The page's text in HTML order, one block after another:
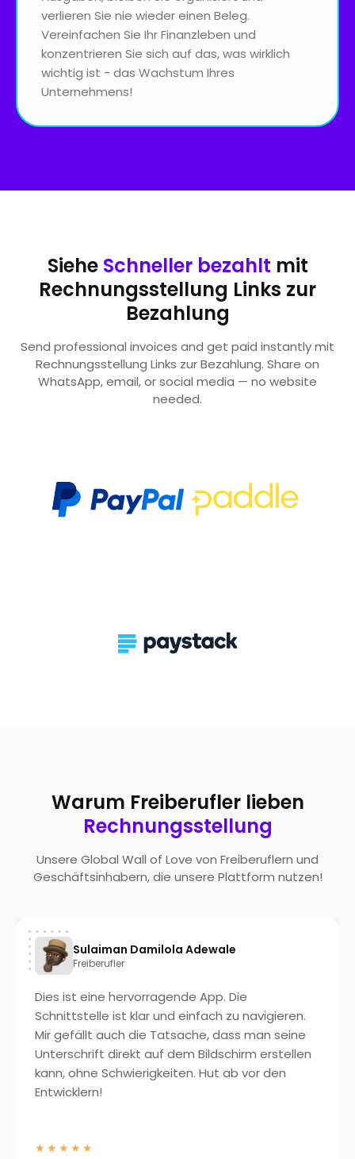
verlieren Sie nie wieder einen Beleg.
Vereinfachen Sie Ihr Finanzleben und
konzentrieren Sie sich auf das, was wirklich
wichtig ist - das Wachstum Ihres
Unternehmens!
Siehe Schneller bezahlt mit
Rechnungsstellung Links zur
Bezahlung
Send professional invoices and get paid instantly mit
Rechnungsstellung Links zur Bezahlung. Share on
WhatsApp, email, or social media — no website
needed.
Warum Freiberufler lieben
Rechnungsstellung
Unsere Global Wall of Love von Freiberuflern und
Geschäftsinhabern, die unsere Plattform nutzen!
Sulaiman Damilola Adewale
Freiberufler
Dies ist eine hervorragende App. Die
Schnittstelle ist klar und einfach zu navigieren.
Mir gefällt auch die Tatsache, dass man seine
Unterschrift direkt auf dem Bildschirm erstellen
kann, ohne Schwierigkeiten. Hut ab vor den
Entwicklern!
★★★★★